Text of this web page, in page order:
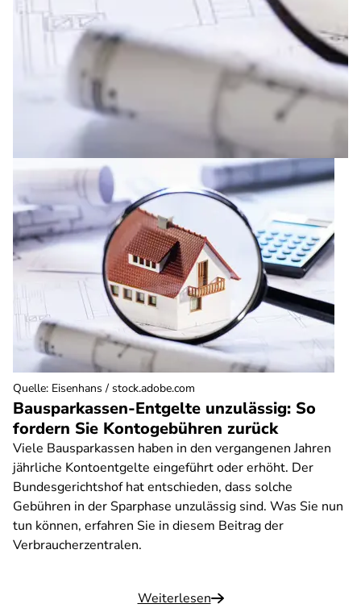
Bausparkassen-Entgelte unzulässig: So
fordern Sie Kontogebühren zurück
Viele Bausparkassen haben in den vergangenen Jahren
jährliche Kontoentgelte eingeführt oder erhöht. Der
Bundesgerichtshof hat entschieden, dass solche
Gebühren in der Sparphase unzulässig sind. Was Sie nun
tun können, erfahren Sie in diesem Beitrag der
Verbraucherzentralen.
Weiterlesen
Quelle: Eisenhans / stock.adobe.com